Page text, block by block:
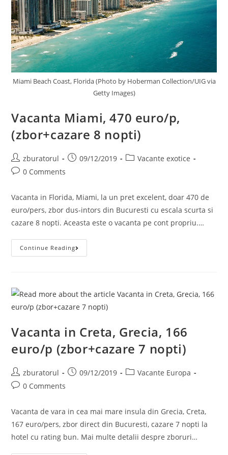
Miami Beach Coast, Florida (Photo by Hoberman Collection/UIG via
Getty Images)
Vacanta Miami, 470 euro/p,
(zbor+cazare 8 nopti)
Post
author:
zburatorul
Post09/12/2019
PostVacante exotice
Post0 Comments
Vacanta in Florida, Miami, la un pret excelent, doar 470 de
euro/pers, zbor dus-intors din Bucuresti cu escala scurta si
cazare 8 nopti. Aceasta este o vacanta pe cont propriu.…
Continue ReadingVacanta
Miami,
Nopti)
Vacanta in Creta, Grecia, 166
euro/p (zbor+cazare 7 nopti)
Post
author:
zburatorul
Post09/12/2019
PostVacante Europa
Post0 Comments
Vacanta de vara in cea mai mare insula din Grecia, Creta,
167 euro/pers, zbor direct din Bucuresti, cazare 7 nopti la
hotel cu rating bun. Mai multe detalii despre zboruri…